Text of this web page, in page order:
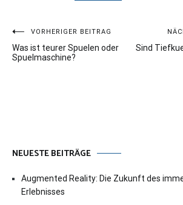
Beitragsnavigation
VORHERIGER BEITRAG
Was ist teurer Spuelen oder
Spuelmaschine?
Sind
NEUESTE BEITRÄGE
Augmented Reality: Die Zukunft des
Erlebnisses